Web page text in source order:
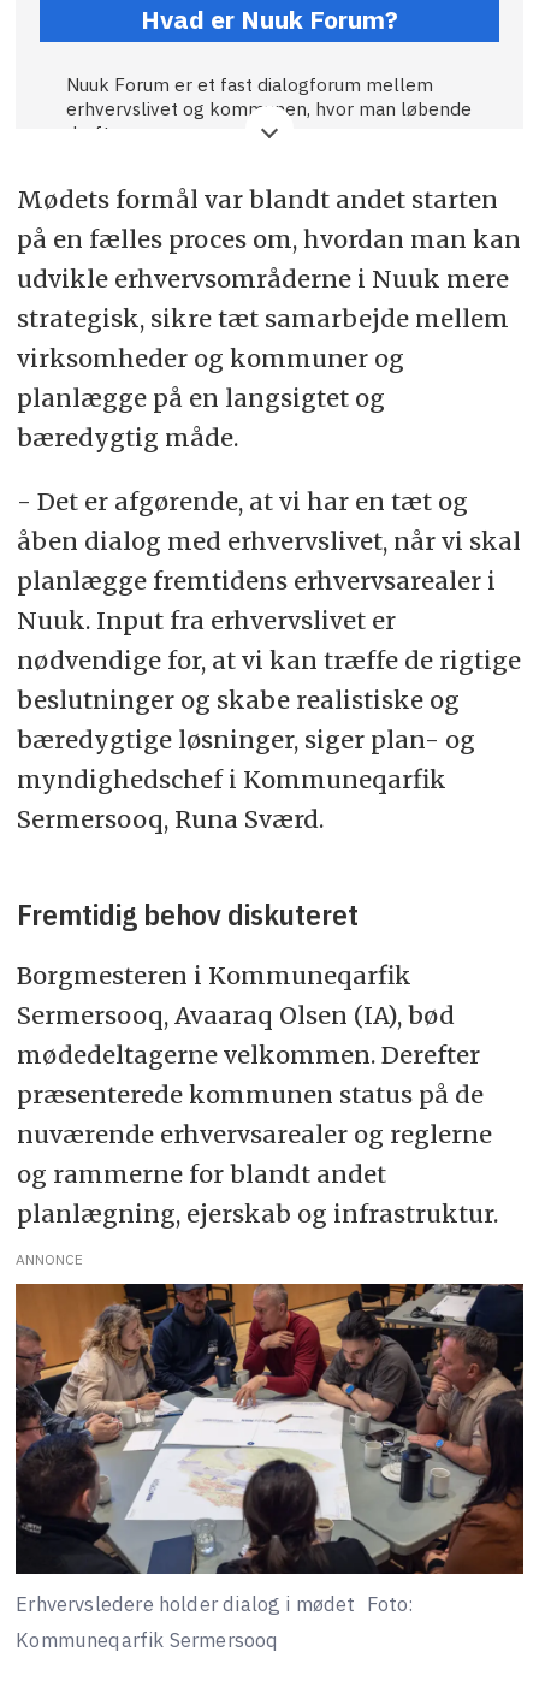
Hvad er Nuuk Forum?
Nuuk Forum er et fast dialogforum mellem
erhvervslivet og kommunen, hvor man løbende
drøfter:
· Samarbejde
· Fælles løsninger på udfordringer
Virksomheder og erhvervsaktører, der ønsker
at deltage i Nuuk Forum, kan tilmelde sig ved
at kontakte afdelingsleder Salik Damgaard på
mail:slkd@sermersooq.gl.
Mødets formål var blandt andet starten
på en fælles proces om, hvordan man kan
udvikle erhvervsområderne i Nuuk mere
strategisk, sikre tæt samarbejde mellem
virksomheder og kommuner og
planlægge på en langsigtet og
bæredygtig måde.
- Det er afgørende, at vi har en tæt og
åben dialog med erhvervslivet, når vi skal
planlægge fremtidens erhvervsarealer i
Nuuk. Input fra erhvervslivet er
nødvendige for, at vi kan træffe de rigtige
beslutninger og skabe realistiske og
bæredygtige løsninger, siger plan- og
myndighedschef i Kommuneqarfik
Sermersooq, Runa Sværd.
Fremtidig behov diskuteret
Borgmesteren i Kommuneqarfik
Sermersooq, Avaaraq Olsen (IA), bød
mødedeltagerne velkommen. Derefter
præsenterede kommunen status på de
nuværende erhvervsarealer og reglerne
og rammerne for blandt andet
planlægning, ejerskab og infrastruktur.
ANNONCE
Erhvervsledere holder dialog i mødet Foto:
Kommuneqarfik Sermersooq